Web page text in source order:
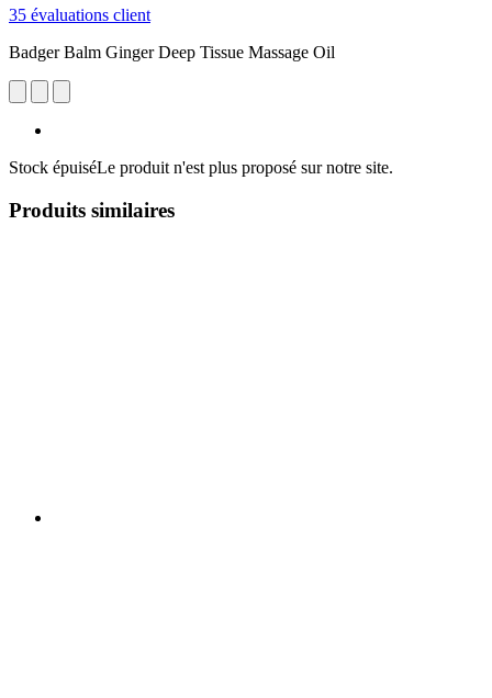
35 évaluations client
Badger Balm Ginger Deep Tissue Massage Oil
Stock épuiséLe produit n'est plus proposé sur notre site.
Produits similaires